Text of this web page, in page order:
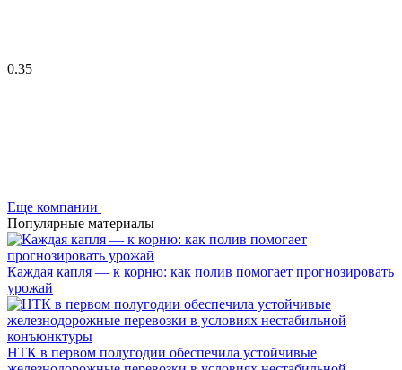
0.35
Еще компании
Популярные материалы
Каждая капля — к корню: как полив помогает прогнозировать
урожай
НТК в первом полугодии обеспечила устойчивые